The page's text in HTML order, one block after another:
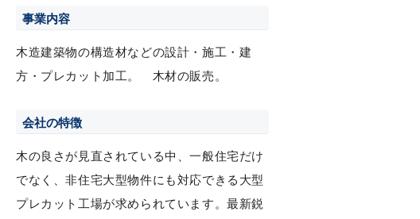
事業内容
木造建築物の構造材などの設計・施工・建
方・プレカット加工。 木材の販売。
会社の特徴
木の良さが見直されている中、一般住宅だけ
でなく、非住宅大型物件にも対応できる大型
プレカット工場が求められています。最新鋭